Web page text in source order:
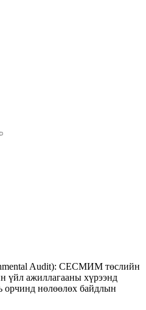
Audit): СЕСМИМ төслийн
үйл ажиллагааны хүрээнд
орчинд нөлөөлөх байдлын